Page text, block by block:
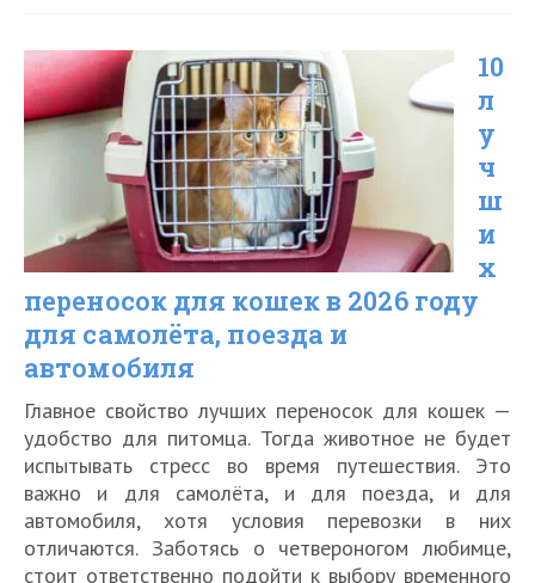
для
собак
в
2026
году
для
самолёта,
поезда
автомобиля
10
л
у
ч
ш
и
х
переносок для кошек в 2026 году
для самолёта, поезда и
автомобиля
Главное свойство лучших переносок для кошек —
удобство для питомца. Тогда животное не будет
испытывать стресс во время путешествия. Это
важно и для самолёта, и для поезда, и для
автомобиля, хотя условия перевозки в них
отличаются. Заботясь о четвероногом любимце,
стоит ответственно подойти к выбору временного